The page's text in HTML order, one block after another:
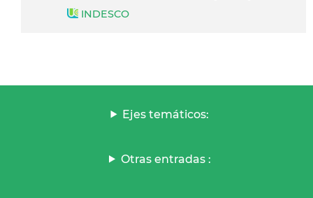
INDESCO
Ejes temáticos:
Otras entradas :